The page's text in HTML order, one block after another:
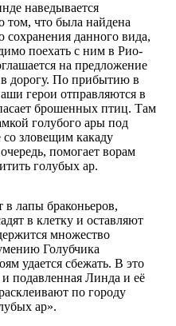
наведывается
том, что была найдена
сохранения данного вида,
поехать с ним в Рио-
на предложение
дорогу. По прибытию в
герои отправляются в
брошенных птиц. Там
голубого ары под
зловещим какаду
помогает ворам
голубых ар.
лапы браконьеров,
в клетку и оставляют
множество
Голубчика
удается сбежать. В это
подавленная Линда и её
по городу
ар».